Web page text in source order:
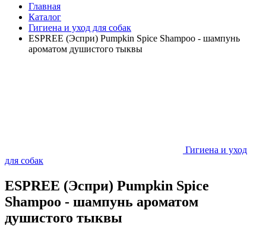
Главная
Каталог
Гигиена и уход для собак
ESPREE (Эспри) Pumpkin Spice Shampoo - шампунь
ароматом душистого тыквы
Гигиена и уход
для собак
ESPREE (Эспри) Pumpkin Spice
Shampoo - шампунь ароматом
душистого тыквы